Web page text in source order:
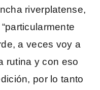
riverplatense,
a veces voy a
rutina y con eso
por lo tanto